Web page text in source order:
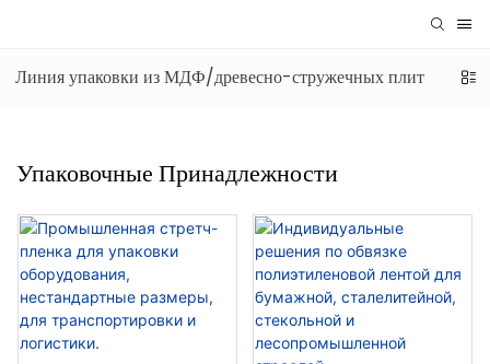
Линия упаковки из МДФ/древесно-стружечных плит
Упаковочные Принадлежности